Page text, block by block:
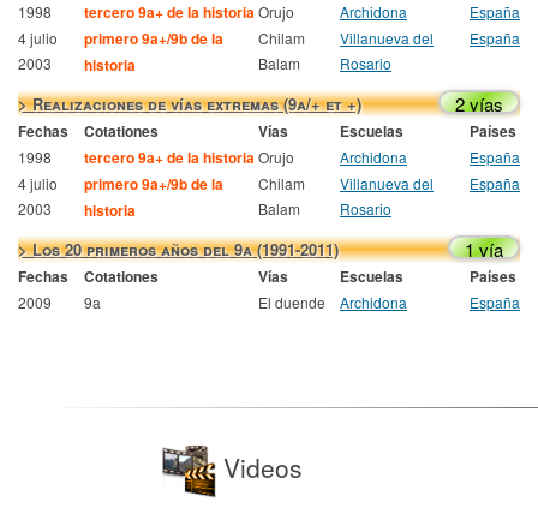
1998 tercero 9a+ de la historiaOrujo Archidona
España
4 julio
2003
primero 9a+/9b de la
historia
Chilam
Balam
Villanueva del
Rosario
España
> Realizaciones de vías extremas (9a/+ et +) 2 vías
Fechas Cotationes Vías Escuelas Países
1998 tercero 9a+ de la historiaOrujo Archidona
España
4 julio
2003
primero 9a+/9b de la
historia
Chilam
Balam
Villanueva del
Rosario
España
> Los 20 primeros años del 9a (1991-2011) 1 vía
Fechas Cotationes Vías Escuelas Países
2009 9a El duende Archidona España
Videos